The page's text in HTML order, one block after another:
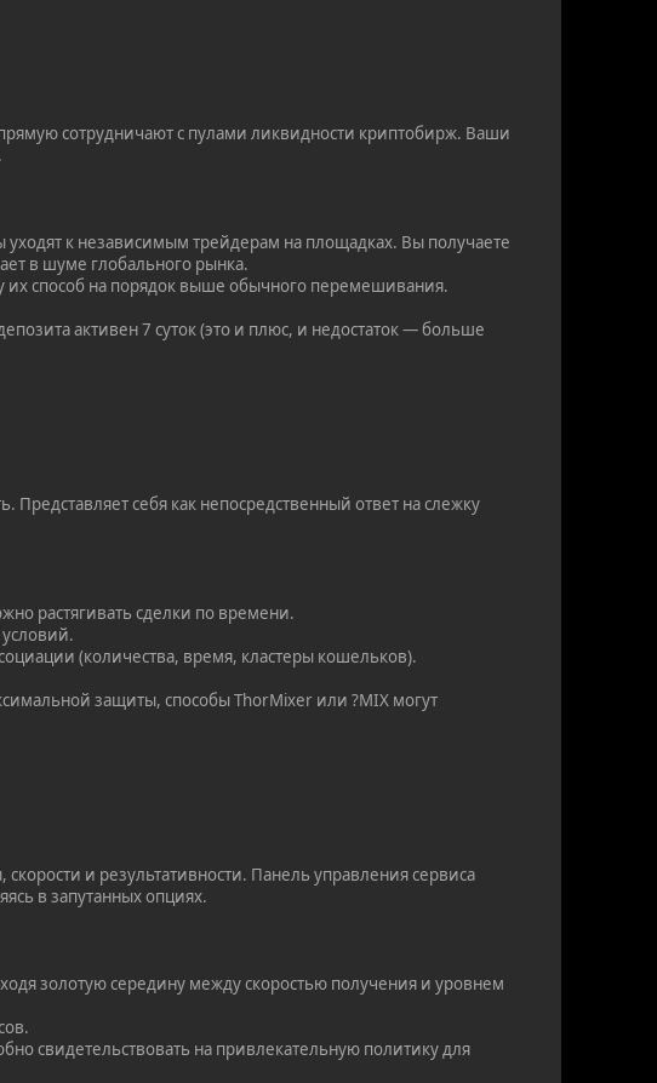
сотрудничают с пулами ликвидности криптобирж. Ваши
к независимым трейдерам на площадках. Вы получаете
в шуме глобального рынка.
их способ на порядок выше обычного перемешивания.
активен 7 суток (это и плюс, и недостаток — больше
себя как непосредственный ответ на слежку
растягивать сделки по времени.
(количества, время, кластеры кошельков).
защиты, способы ThorMixer или ?MIX могут
и результативности. Панель управления сервиса
в запутанных опциях.
золотую середину между скоростью получения и уровнем
свидетельствовать на привлекательную политику для